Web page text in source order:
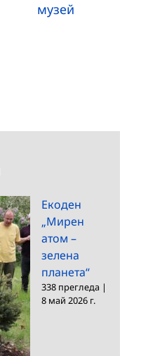
музей
Екоден
„Мирен
атом –
зелена
планета“
338 прегледа |
8 май 2026 г.